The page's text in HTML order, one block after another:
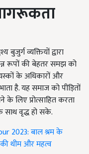
बुजुर्ग व्यक्तियों द्वारा
रूपों की बेहतर समझ को
के अधिकारों और
है. यह समाज को पीड़ितों
लिए प्रोत्साहित करता
साथ वृद्ध हो सके.
2023: बाल श्रम के
थीम और महत्व